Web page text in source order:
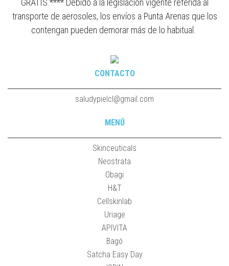
GRATIS.**** Debido a la legislación vigente referida al
transporte de aerosoles, los envíos a Punta Arenas que los
contengan pueden demorar más de lo habitual.
CONTACTO
saludypielcl@gmail.com
MENÚ
Skinceuticals
Neostrata
Obagi
H&T
Cellskinlab
Uriage
APIVITA
Bagó
Satcha Easy Day